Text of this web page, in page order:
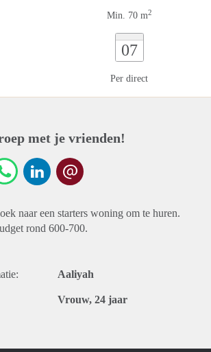
Min. 70 m2
07
Per direct
met je vrienden!
naar een starters woning om te huren.
rond 600-700.
Aaliyah
Vrouw, 24 jaar